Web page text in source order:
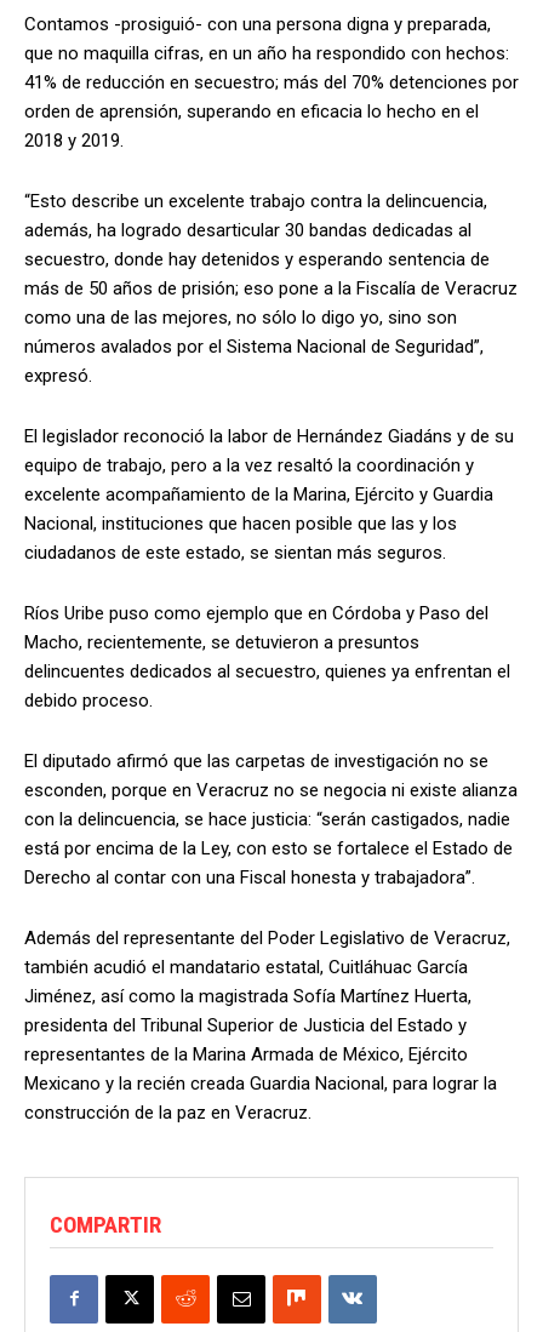
Contamos -prosiguió- con una persona digna y preparada,
que no maquilla cifras, en un año ha respondido con hechos:
41% de reducción en secuestro; más del 70% detenciones por
orden de aprensión, superando en eficacia lo hecho en el
2018 y 2019.
“Esto describe un excelente trabajo contra la delincuencia,
además, ha logrado desarticular 30 bandas dedicadas al
secuestro, donde hay detenidos y esperando sentencia de
más de 50 años de prisión; eso pone a la Fiscalía de Veracruz
como una de las mejores, no sólo lo digo yo, sino son
números avalados por el Sistema Nacional de Seguridad”,
expresó.
El legislador reconoció la labor de Hernández Giadáns y de su
equipo de trabajo, pero a la vez resaltó la coordinación y
excelente acompañamiento de la Marina, Ejército y Guardia
Nacional, instituciones que hacen posible que las y los
ciudadanos de este estado, se sientan más seguros.
Ríos Uribe puso como ejemplo que en Córdoba y Paso del
Macho, recientemente, se detuvieron a presuntos
delincuentes dedicados al secuestro, quienes ya enfrentan el
debido proceso.
El diputado afirmó que las carpetas de investigación no se
esconden, porque en Veracruz no se negocia ni existe alianza
con la delincuencia, se hace justicia: “serán castigados, nadie
está por encima de la Ley, con esto se fortalece el Estado de
Derecho al contar con una Fiscal honesta y trabajadora”.
Además del representante del Poder Legislativo de Veracruz,
también acudió el mandatario estatal, Cuitláhuac García
Jiménez, así como la magistrada Sofía Martínez Huerta,
presidenta del Tribunal Superior de Justicia del Estado y
representantes de la Marina Armada de México, Ejército
Mexicano y la recién creada Guardia Nacional, para lograr la
construcción de la paz en Veracruz.
COMPARTIR